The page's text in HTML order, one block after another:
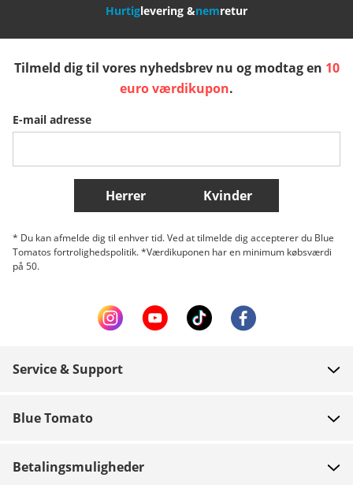
Slovenija
Belgique (Français) Danmark Norge
Flere lande
Hurtiglevering &nemretur
Tilmeld dig til vores nyhedsbrev nu og modtag en 10
euro værdikupon.
E-mail adresse
Herrer Kvinder
* Du kan afmelde dig til enhver tid. Ved at tilmelde dig accepterer du Blue
Tomatos fortrolighedspolitik. *Værdikuponen har en minimum købsværdi
på 50.
Service & Support
Betaling
Blue Tomato
Betalingsmuligheder